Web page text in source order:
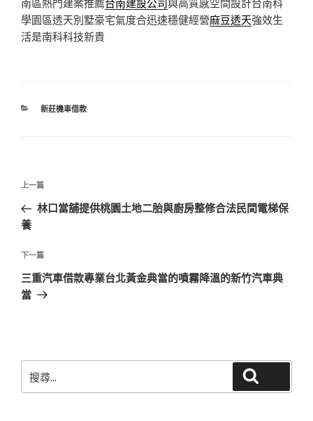
學園區透天別墅豪宅氣度合迅速穩健經營麻豆透天強效生
活是南科科技新貴
分
新莊機車借款
文
導
覽
上
一
篇
章
上一篇
林口當舖提供桃園土地二胎與廚房整修合法民間電梯保
養
下
一
篇
下一篇
三重汽車借款專業台北黃金典當的噴霧降溫的新竹汽車典
當
尋